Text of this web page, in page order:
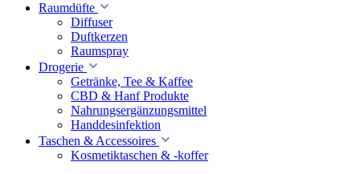
Raumdüfte
Diffuser
Duftkerzen
Raumspray
Drogerie
Getränke, Tee & Kaffee
CBD & Hanf Produkte
Nahrungsergänzungsmittel
Handdesinfektion
Taschen & Accessoires
Kosmetiktaschen & -koffer